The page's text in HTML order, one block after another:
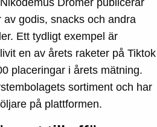
Drömer publicerar
godis, snacks och andra
Ett tydligt exempel är
en av årets raketer på Tiktok
placeringar i årets mätning.
sortiment och har
på plattformen.